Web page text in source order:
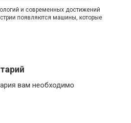
и современных достижений
появляются машины, которые
вам необходимо